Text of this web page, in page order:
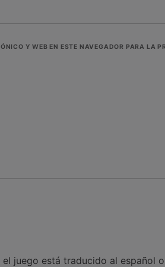
Y WEB EN ESTE NAVEGADOR PARA LA
juego está traducido al español